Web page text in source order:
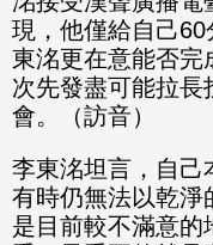
現，他僅給自己
東洺更在意能否完
次先發盡可能拉長
會。（訪音）
李東洺坦言，自己
有時仍無法以乾淨
是目前較不滿意的